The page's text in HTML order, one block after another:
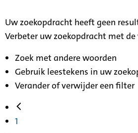
Uw zoekopdracht heeft geen
Verbeter uw zoekopdracht met
Zoek met andere woorden
Gebruik leestekens in uw
Verander of verwijder een filter
1